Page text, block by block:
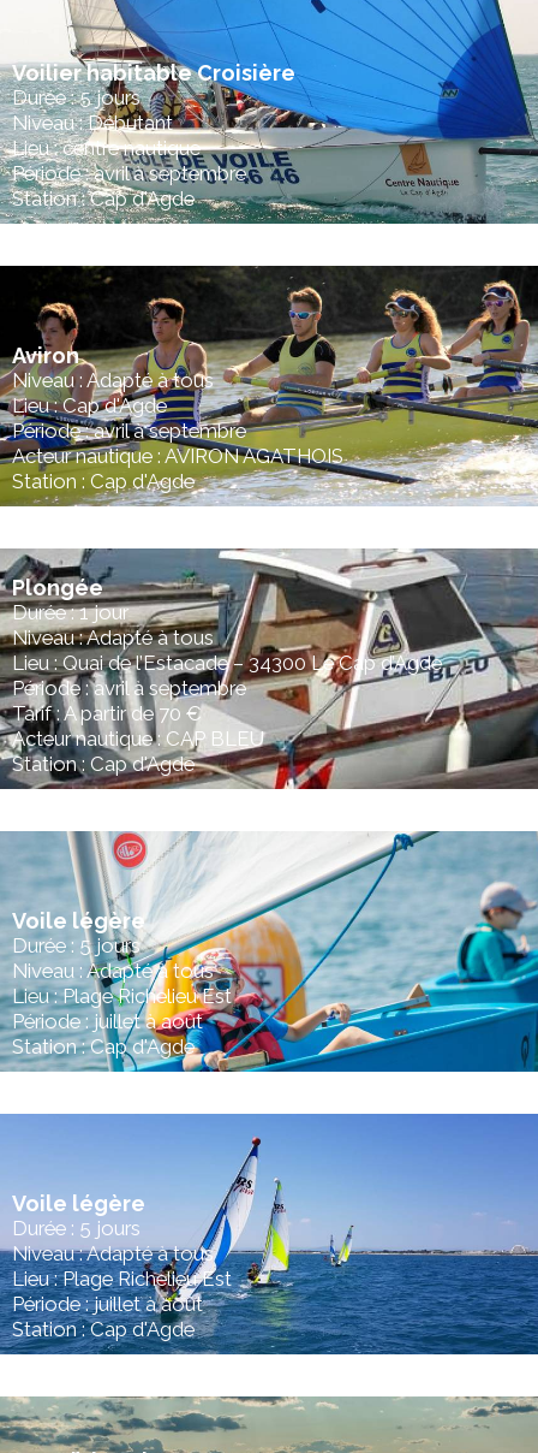
Voilier habitable Croisière
Durée : 5 jours
Niveau : Débutant
Lieu : centre nautique
Période : avril à septembre
Station : Cap d'Agde
Aviron
Niveau : Adapté à tous
Lieu : Cap d'Agde
Période : avril à septembre
Acteur nautique : AVIRON AGATHOIS
Station : Cap d'Agde
Plongée
Durée : 1 jour
Niveau : Adapté à tous
Lieu : Quai de l’Estacade – 34300 Le Cap d’Agde
Période : avril à septembre
Tarif : A partir de 70 €
Acteur nautique : CAP BLEU
Station : Cap d'Agde
Voile légère
Durée : 5 jours
Niveau : Adapté à tous
Lieu : Plage Richelieu Est
Période : juillet à août
Station : Cap d'Agde
Voile légère
Durée : 5 jours
Niveau : Adapté à tous
Lieu : Plage Richelieu Est
Période : juillet à août
Station : Cap d'Agde